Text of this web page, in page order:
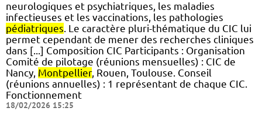
neurologiques et psychiatriques, les maladies
infectieuses et les vaccinations, les pathologies
pédiatriques. Le caractère pluri-thématique du CIC lui
permet cependant de mener des recherches cliniques
dans [...] Composition CIC Participants : Organisation
Comité de pilotage (réunions mensuelles) : CIC de
Nancy, Montpellier, Rouen, Toulouse. Conseil
(réunions annuelles) : 1 représentant de chaque CIC.
Fonctionnement
18/02/2026 15:25